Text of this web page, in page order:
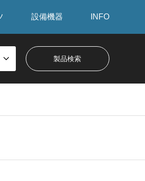
設備機器 INFO